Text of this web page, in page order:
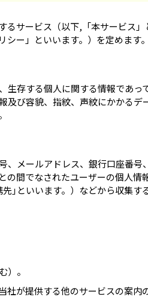
サービス（以下,「本サービス
ー」といいます。）を定めます。
生存する個人に関する情報であ
び容貌、指紋、声紋にかかる
メールアドレス、銀行口座番
間でなされたユーザーの個人
｣といいます。）などから収集す
）。
が提供する他のサービスの案内